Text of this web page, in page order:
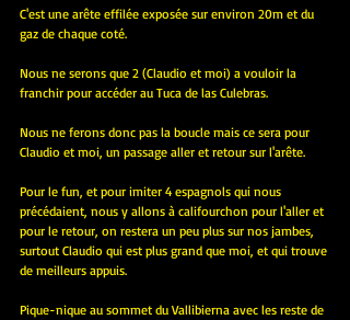
C'est une arête effilée exposée sur environ 20m et du
gaz de chaque coté.
Nous ne serons que 2 (Claudio et moi) a vouloir la
franchir pour accéder au Tuca de las Culebras.
Nous ne ferons donc pas la boucle mais ce sera pour
Claudio et moi, un passage aller et retour sur l'arête.
Pour le fun, et pour imiter 4 espagnols qui nous
précédaient, nous y allons à califourchon pour l'aller et
pour le retour, on restera un peu plus sur nos jambes,
surtout Claudio qui est plus grand que moi, et qui trouve
de meilleurs appuis.
Pique-nique au sommet du Vallibierna avec les reste de